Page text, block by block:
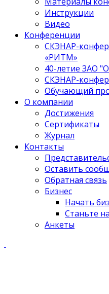
Инструкции
Видео
Конференции
СКЭНАР-
«РИТМ»
40-летиe ЗАО
СКЭНАР-
Обучающий
О компании
Достижения
Сертификаты
Журнал
Контакты
Оставить
Обратная связь
Бизнес
Начать
Станьте
Анкеты